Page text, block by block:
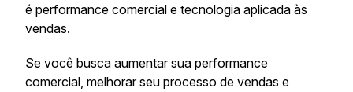
é performance comercial e tecnologia aplicada às
vendas.
Se você busca aumentar sua performance
comercial, melhorar seu processo de vendas e